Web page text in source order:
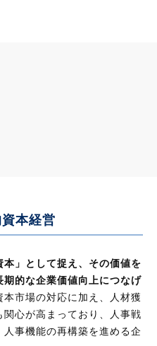
本経営
」として捉え、その価値を
的な企業価値向上につなげ
本市場の対応に加え、人材獲
心が高まっており、人事戦
事機能の再構築を進める企